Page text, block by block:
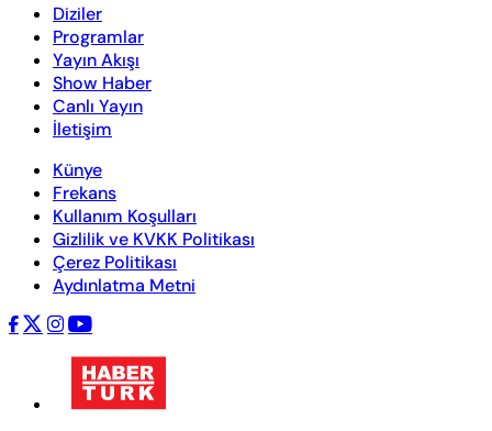
Diziler
Programlar
Yayın Akışı
Show Haber
Canlı Yayın
İletişim
Künye
Frekans
Kullanım Koşulları
Gizlilik ve KVKK Politikası
Çerez Politikası
Aydınlatma Metni